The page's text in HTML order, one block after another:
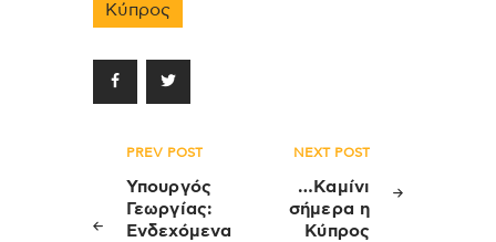
Κύπρος
Πλοήγηση
άρθρων
PREV POST
Υπουργός
Γεωργίας:
Ενδεχόμενα
NEXT POST
…Καμίνι
σήμερα η
Κύπρος